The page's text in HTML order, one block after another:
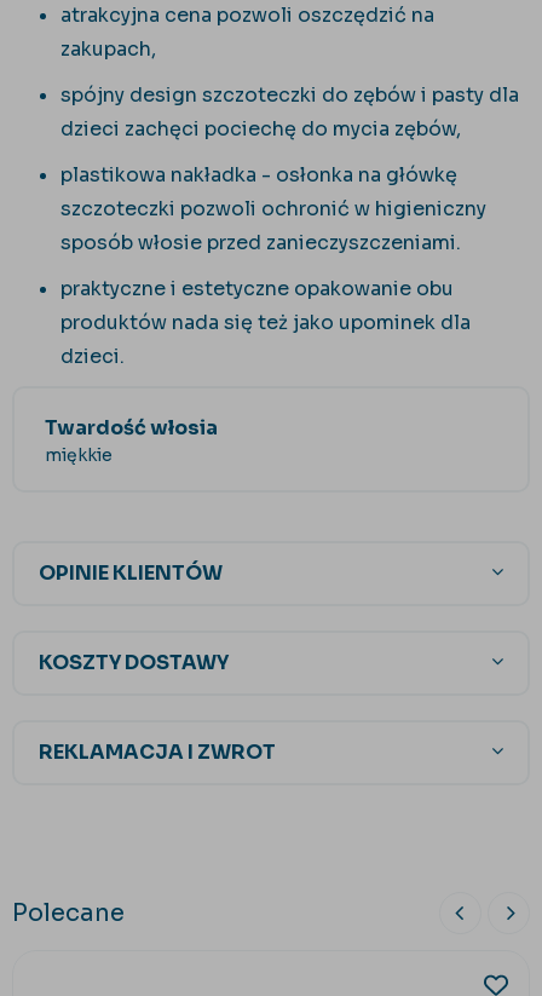
atrakcyjna cena pozwoli oszczędzić na
zakupach,
spójny design szczoteczki do zębów i pasty dla
dzieci zachęci pociechę do mycia zębów,
plastikowa nakładka - osłonka na główkę
szczoteczki pozwoli ochronić w higieniczny
sposób włosie przed zanieczyszczeniami.
praktyczne i estetyczne opakowanie obu
produktów nada się też jako upominek dla
dzieci.
Twardość włosia
miękkie
OPINIE KLIENTÓW
KOSZTY DOSTAWY
REKLAMACJA I ZWROT
Polecane